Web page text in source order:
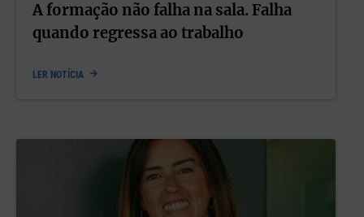
A formação não falha na sala. Falha
quando regressa ao trabalho
LER NOTÍCIA